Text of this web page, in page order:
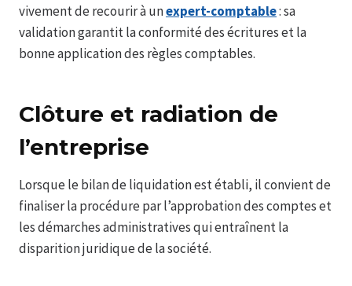
vivement de recourir à unexpert-comptable: sa
validation garantit la conformité des écritures et la
bonne application des règles comptables.
Clôture et radiation de
l’entreprise
Lorsque le bilan de liquidation est établi, il convient de
finaliser la procédure par l’approbation des comptes et
les démarches administratives qui entraînent la
disparition juridique de la société.